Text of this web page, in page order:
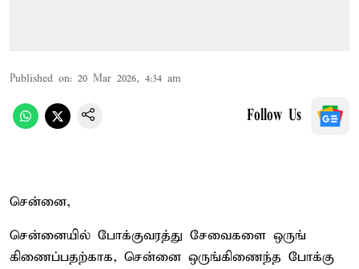
Published on: 20 Mar 2026, 4:34 am
Follow Us
சென்னை,
சென்​னை​யில் போக்​கு​வரத்து சேவை​களை ஒருங்​
கிணைப்​ப​தற்​காக, சென்னை ஒருங்​கிணைந்த போக்​கு​